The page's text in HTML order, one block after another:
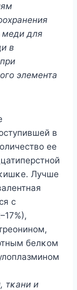
меди для
в
элемента
в
ее
Лучше
с
белκοм
тκани и